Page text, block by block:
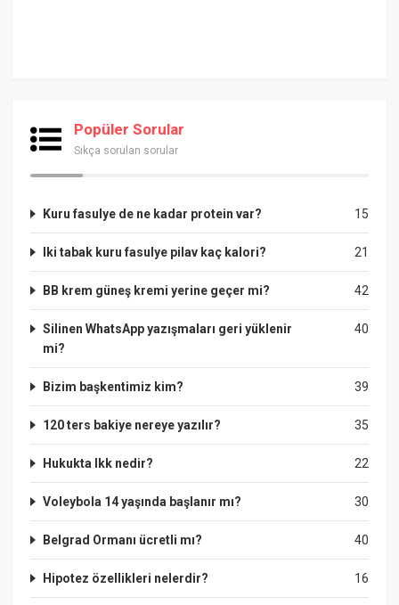
Popüler Sorular
Sıkça sorulan sorular
15
Kuru fasulye de ne kadar protein var?
21
Iki tabak kuru fasulye pilav kaç kalori?
42
BB krem güneş kremi yerine geçer mi?
40
Silinen WhatsApp yazışmaları geri yüklenir
mi?
39
Bizim başkentimiz kim?
35
120 ters bakiye nereye yazılır?
22
Hukukta Ikk nedir?
30
Voleybola 14 yaşında başlanır mı?
40
Belgrad Ormanı ücretli mı?
16
Hipotez özellikleri nelerdir?